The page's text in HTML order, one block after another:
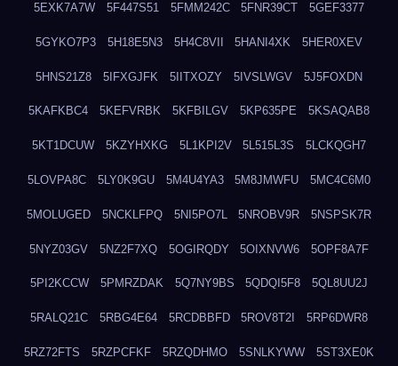
5EXK7A7W 5F447S51 5FMM242C 5FNR39CT 5GEF3377
5GYKO7P3 5H18E5N3 5H4C8VII 5HANI4XK 5HER0XEV
5HNS21Z8 5IFXGJFK 5IITXOZY 5IVSLWGV 5J5FOXDN
5KAFKBC4 5KEFVRBK 5KFBILGV 5KP635PE 5KSAQAB8
5KT1DCUW 5KZYHXKG 5L1KPI2V 5L515L3S 5LCKQGH7
5LOVPA8C 5LY0K9GU 5M4U4YA3 5M8JMWFU 5MC4C6M0
5MOLUGED 5NCKLFPQ 5NI5PO7L 5NROBV9R 5NSPSK7R
5NYZ03GV 5NZ2F7XQ 5OGIRQDY 5OIXNVW6 5OPF8A7F
5PI2KCCW 5PMRZDAK 5Q7NY9BS 5QDQI5F8 5QL8UU2J
5RALQ21C 5RBG4E64 5RCDBBFD 5ROV8T2I 5RP6DWR8
5RZ72FTS 5RZPCFKF 5RZQDHMO 5SNLKYWW 5ST3XE0K